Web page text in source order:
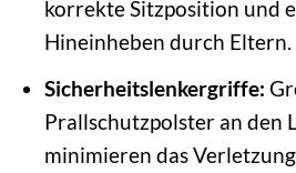
korrekte Sitzposition und
Hineinheben durch Eltern.
Sicherheitslenkergriffe:
Prallschutzpolster an den
minimieren das